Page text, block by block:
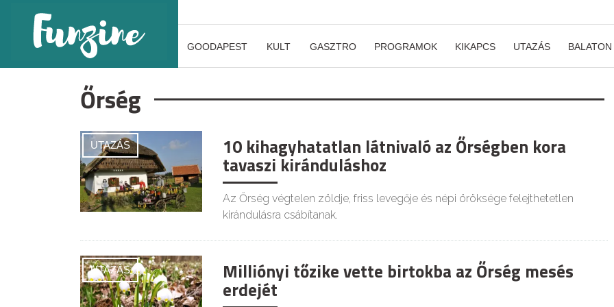
GOODAPEST KULT GASZTRO PROGRAMOK KIKAPCS UTAZÁS BALATON
Őrség
UTAZÁS 10 kihagyhatatlan látnivaló az Őrségben kora
tavaszi kiránduláshoz
Az Őrség végtelen zöldje, friss levegője és népi öröksége felejthetetlen
kirándulásra csábítanak.
UTAZÁS Milliónyi tőzike vette birtokba az Őrség mesés
erdejét